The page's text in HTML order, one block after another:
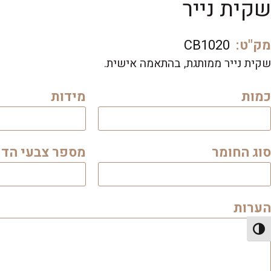
הפעל/כבה ניגודיות גבוהה
שקית נייר
מק"ט: CB1020
שקית נייר ממותגת, בהתאמה אישית.
כמות מידות
סוג החומר מספר צבעי
הערות